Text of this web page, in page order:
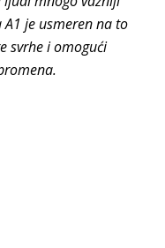
je usmeren na to
svrhe i omogući